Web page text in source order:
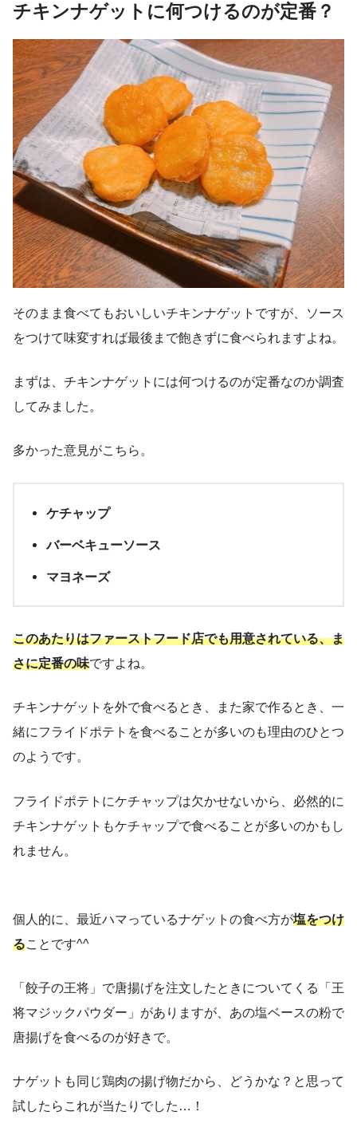
チキンナゲットに何つけるのが定番？
そのまま食べてもおいしいチキンナゲットですが、ソース
をつけて味変すれば最後まで飽きずに食べられますよね。
まずは、チキンナゲットには何つけるのが定番なのか調査
してみました。
多かった意見がこちら。
ケチャップ
バーベキューソース
マヨネーズ
このあたりはファーストフード店でも用意されている、ま
さに定番の味ですよね。
チキンナゲットを外で食べるとき、また家で作るとき、一
緒にフライドポテトを食べることが多いのも理由のひとつ
のようです。
フライドポテトにケチャップは欠かせないから、必然的に
チキンナゲットもケチャップで食べることが多いのかもし
れません。
個人的に、最近ハマっているナゲットの食べ方が塩をつけ
ることです^^
「餃子の王将」で唐揚げを注文したときについてくる「王
将マジックパウダー」がありますが、あの塩ベースの粉で
唐揚げを食べるのが好きで。
ナゲットも同じ鶏肉の揚げ物だから、どうかな？と思って
試したらこれが当たりでした…！